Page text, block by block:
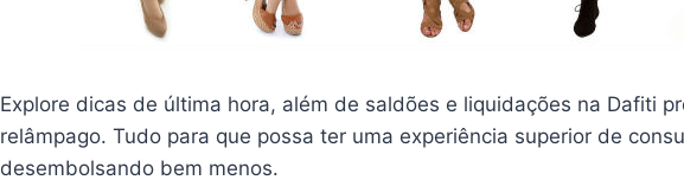
Explore dicas de última hora, além de saldões e liquidações na Dafiti
relâmpago. Tudo para que possa ter uma experiência superior de
desembolsando bem menos.